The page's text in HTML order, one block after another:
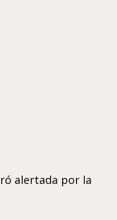
alertada por la